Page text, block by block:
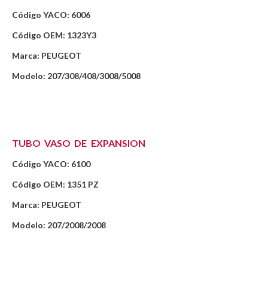
Código YACO: 6006
Código OEM: 1323Y3
Marca: PEUGEOT
Modelo: 207/308/408/3008/5008
TUBO VASO DE EXPANSION
Código YACO: 6100
Código OEM: 1351 PZ
Marca: PEUGEOT
Modelo: 207/2008/2008